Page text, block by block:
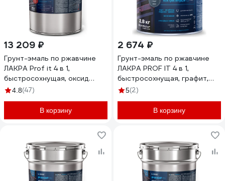
13 209 ₽
Грунт-эмаль по ржавчине
ЛАКРА Prof it 4 в 1,
быстросохнущая, оксид
красный, ral 3009, 15 кг
4.8(47)
В корзину
2 674 ₽
Грунт-эмаль по ржавчине
ЛАКРА PROF IT 4 в 1,
быстросохнущая, графит,
RAL 7024, 2.8 кг
5(2)
В корзину